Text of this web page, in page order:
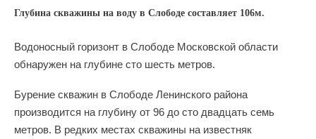
Глубина скважины на воду в Слободе составляет 106м.
Водоносный горизонт в Слободе Московской области
обнаружен на глубине сто шесть метров.
Бурение скважин в Слободе Ленинского района
производится на глубину от 96 до сто двадцать семь
метров. В редких местах скважины на известняк